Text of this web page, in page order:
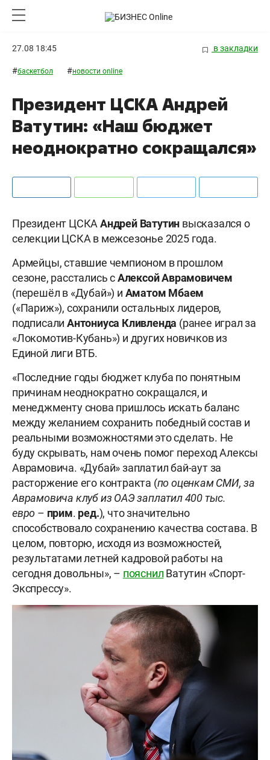
27.08 18:45 в закладки
#баскетбол #новости online
Президент ЦСКА Андрей
Ватутин: «Наш бюджет
неоднократно сокращался»
Президент ЦСКААндрей Ватутин высказался о
селекции ЦСКА в межсезонье 2025 года.
Армейцы, ставшие чемпионом в прошлом
сезоне, расстались сАлексойАврамовичем
(перешёл в «Дубай») и Аматом Мбаем
(«Париж»), сохранили остальных лидеров,
подписали Антониуса Кливленда (ранее играл за
«Локомотив-Кубань») и других новичков из
Единой лиги ВТБ.
«Последние годы бюджет клуба по понятным
причинам неоднократно сокращался, и
менеджменту снова пришлось искать баланс
между желанием сохранить победный состав и
реальными возможностями это сделать. Не
буду скрывать, нам очень помог переход Алексы
Аврамовича. «Дубай» заплатил бай-аут за
расторжение его контракта (по оценкам СМИ, за
Аврамовича клуб из ОАЭ заплатил 400 тыс.
евро – прим. ред.), что значительно
способствовало сохранению качества состава. В
целом, повторю, исходя из возможностей,
результатами летней кадровой работы на
сегодня довольны», – пояснил Ватутин «Спорт-
Экспрессу».